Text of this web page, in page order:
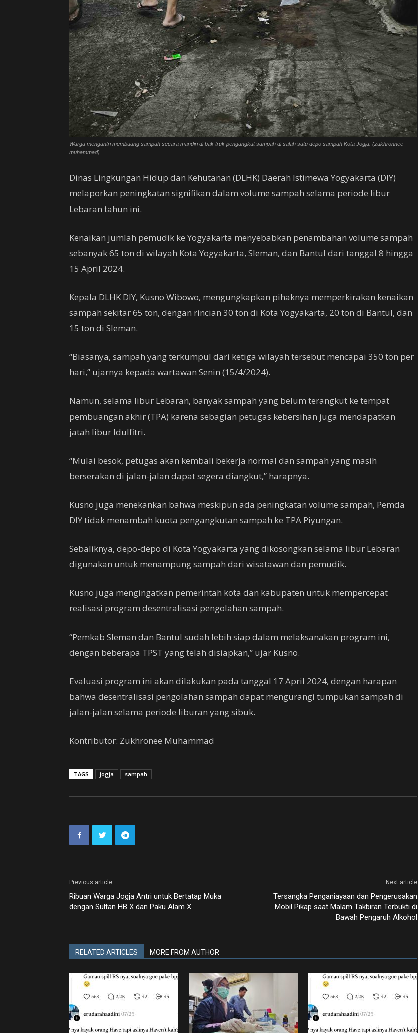
Warga mengantri membuang sampah secara mandiri di bak truk pengangkut sampah di salah satu depo sampah Kota Jogja. (zukhronnee
muhammad)
Dinas Lingkungan Hidup dan Kehutanan (DLHK) Daerah Istimewa Yogyakarta (DIY)
melaporkan peningkatan signifikan dalam volume sampah selama periode libur
Lebaran tahun ini.
Kenaikan jumlah pemudik ke Yogyakarta menyebabkan penambahan volume sampah
sebanyak 65 ton di wilayah Kota Yogyakarta, Sleman, dan Bantul dari tanggal 8 hingga
15 April 2024.
Kepala DLHK DIY, Kusno Wibowo, mengungkapkan pihaknya memperkirakan kenaikan
sampah sekitar 65 ton, dengan rincian 30 ton di Kota Yogyakarta, 20 ton di Bantul, dan
15 ton di Sleman.
“Biasanya, sampah yang terkumpul dari ketiga wilayah tersebut mencapai 350 ton per
hari,” ujarnya kepada wartawan Senin (15/4/2024).
Namun, selama libur Lebaran, banyak sampah yang belum terangkut ke tempat
pembuangan akhir (TPA) karena sebagian petugas kebersihan juga mendapatkan
jatah libur Idulfitri.
“Mulai besok, petugas akan kembali bekerja normal dan sampah yang masih
berserakan di jalan-jalan dapat segera diangkut,” harapnya.
Kusno juga menekankan bahwa meskipun ada peningkatan volume sampah, Pemda
DIY tidak menambah kuota pengangkutan sampah ke TPA Piyungan.
Sebaliknya, depo-depo di Kota Yogyakarta yang dikosongkan selama libur Lebaran
digunakan untuk menampung sampah dari wisatawan dan pemudik.
Kusno juga mengingatkan pemerintah kota dan kabupaten untuk mempercepat
realisasi program desentralisasi pengolahan sampah.
“Pemkab Sleman dan Bantul sudah lebih siap dalam melaksanakan program ini,
dengan beberapa TPST yang telah disiapkan,” ujar Kusno.
Evaluasi program ini akan dilakukan pada tanggal 17 April 2024, dengan harapan
bahwa desentralisasi pengolahan sampah dapat mengurangi tumpukan sampah di
jalan-jalan selama periode liburan yang sibuk.
Kontributor: Zukhronee Muhammad
TAGS jogja sampah
Previous article
Ribuan Warga Jogja Antri untuk Bertatap Muka
dengan Sultan HB X dan Paku Alam X
Next article
Tersangka Penganiayaan dan Pengerusakan
Mobil Pikap saat Malam Takbiran Terbukti di
Bawah Pengaruh Alkohol
RELATED ARTICLES MORE FROM AUTHOR